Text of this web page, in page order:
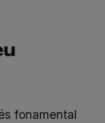
fonamental